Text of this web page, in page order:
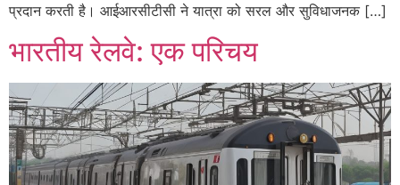
प्रदान करती है। आईआरसीटीसी ने यात्रा को सरल और सुविधाजनक […]
भारतीय रेलवे: एक परिचय